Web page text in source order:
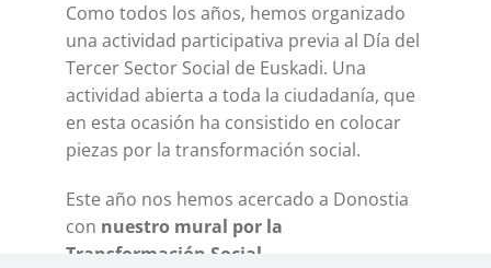
Como todos los años, hemos organizado
una actividad participativa previa al Día del
Tercer Sector Social de Euskadi. Una
actividad abierta a toda la ciudadanía, que
en esta ocasión ha consistido en colocar
piezas por la transformación social.
Este año nos hemos acercado a Donostia
con nuestro mural por la
Transformación Social